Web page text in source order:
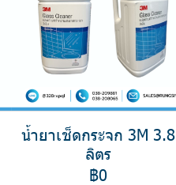
น้ำยาเช็ดกระจก 3M 3.8
ลิตร
฿0